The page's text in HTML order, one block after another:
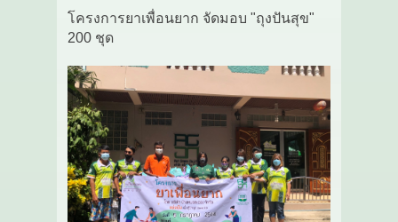
โครงการยาเพื่อนยาก จัดมอบ "ถุงปันสุข"
200 ชุด